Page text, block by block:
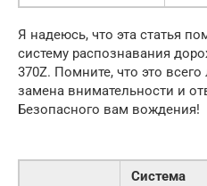
Я надеюсь, что эта статья
систему распознавания
370Z. Помните, что это
замена внимательности и
Безопасного вам вождения!
Система